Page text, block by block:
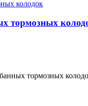
тормозных
тормозных